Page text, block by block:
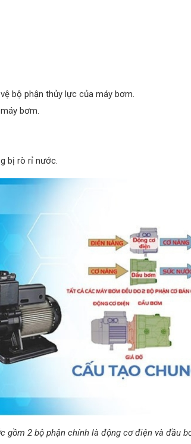
bộ phận thủy lực của máy bơm.
bơm.
bị rò rỉ nước.
gồm 2 bộ phận chính là động cơ điện và đầu